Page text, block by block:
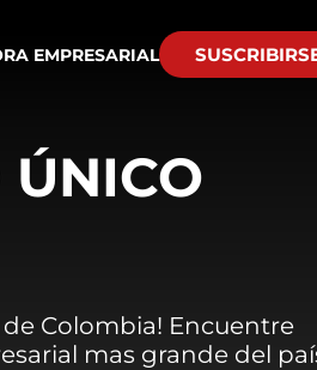
EMPRESARIAL
ÚNICO
Colombia! Encuentre
mas grande del